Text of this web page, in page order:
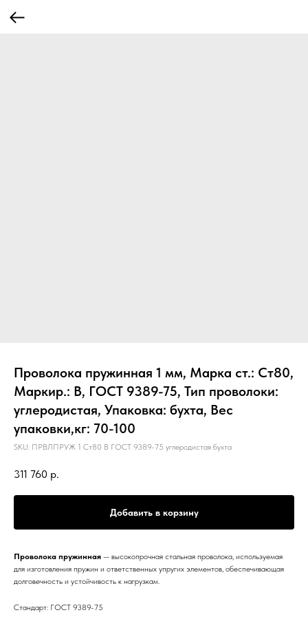
Проволока пружинная 1 мм, Марка ст.: Ст80,
Маркир.: В, ГОСТ 9389-75, Тип проволоки:
углеродистая, Упаковка: бухта, Вес
упаковки,кг: 70-100
SKU: ПРВЛПРУЖ 1 Ст80 В ГОСТ 9389-75 углеродистая бухта
311 760 р.
Добавить в корзину
Проволока пружинная — высокопрочная стальная проволока, используемая
для изготовления пружин и ответственных упругих элементов, обеспечивающая
долговечность и устойчивость к нагрузкам.
Стандарт: ГОСТ 9389-75